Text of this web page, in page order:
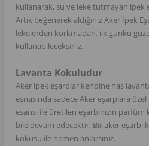
kullanarak, su ve leke tutmayan ipek
Artık beğenerek aldığınız Aker İpek
lekelerden korkmadan, ilk günkü
kullanabileceksiniz.
Lavanta Kokuludur
Aker ipek eşarplar kendine has
esnasında sadece Aker eşarplara
esansı ile üretilen eşarbınızın
bile devam edecektir. Bir aker eşarbı
kokusu ile hemen anlarsınız.